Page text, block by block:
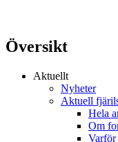
Översikt
Aktuellt
Nyheter
Aktuell
Hela
Om
Varför